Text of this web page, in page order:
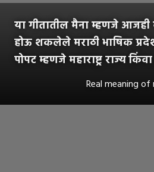
या गीतातील मैना म्हणजे आजही
होऊ शकलेले मराठी भाषिक
पोपट म्हणजे महाराष्ट्र राज्य
Real meaning